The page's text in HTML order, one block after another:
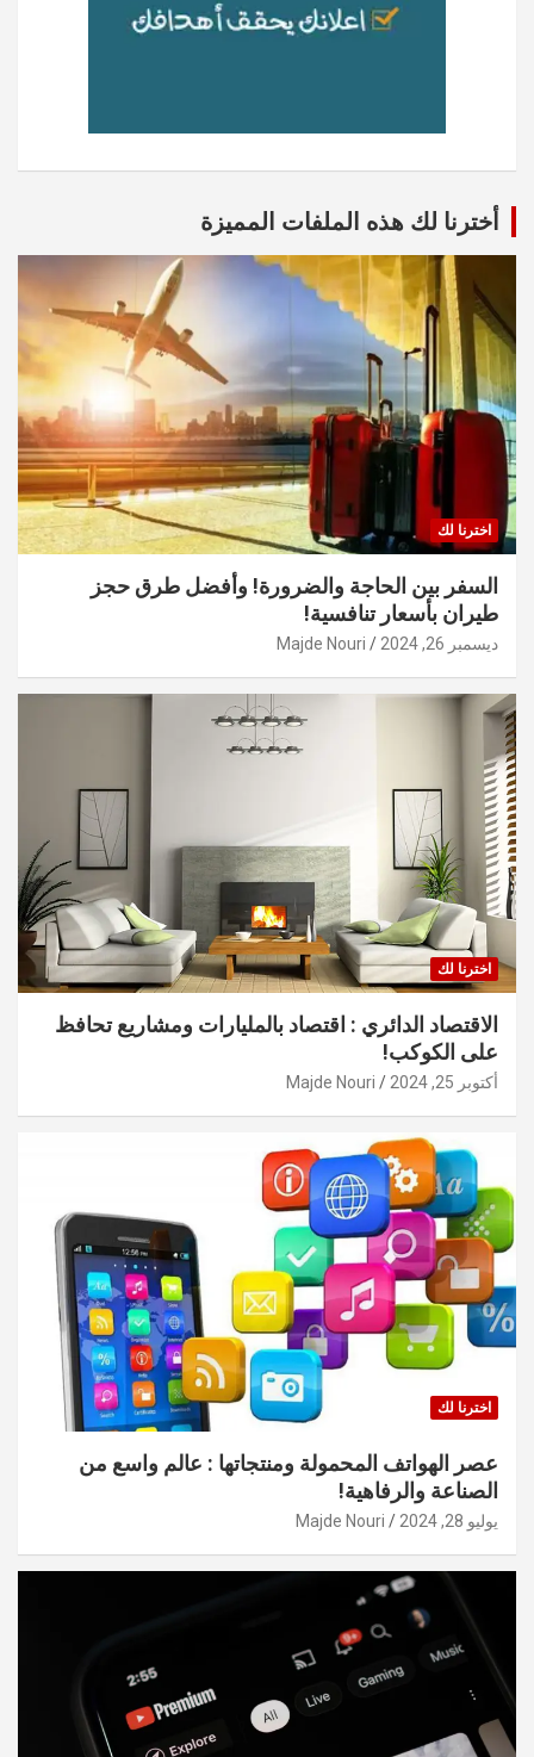
أخترنا لك هذه الملفات المميزة
اخترنا لك
السفر بين الحاجة والضرورة! وأفضل طرق حجز
طيران بأسعار تنافسية!
ديسمبر 26, 2024 Majde Nouri
اخترنا لك
الاقتصاد الدائري : اقتصاد بالمليارات ومشاريع تحافظ
على الكوكب!
أكتوبر 25, 2024 Majde Nouri
اخترنا لك
عصر الهواتف المحمولة ومنتجاتها : عالم واسع من
الصناعة والرفاهية!
يوليو 28, 2024 Majde Nouri